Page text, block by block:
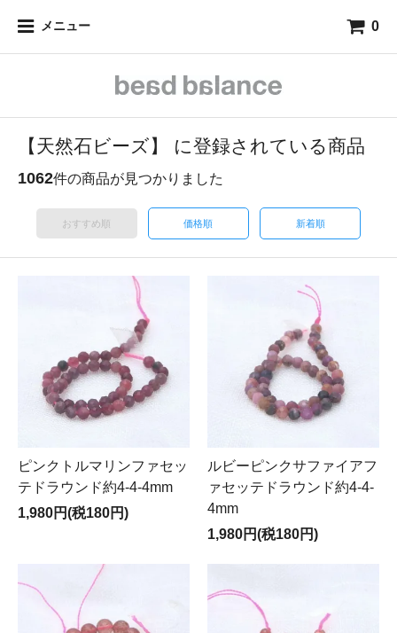
メニュー 0
【天然石ビーズ】 に登録されている商品
1062件の商品が見つかりました
おすすめ順 価格順 新着順
ピンクトルマリンファセッ
テドラウンド約4-4-4mm
1,980円(税180円)
ルビーピンクサファイアフ
ァセッテドラウンド約4-4-
4mm
1,980円(税180円)